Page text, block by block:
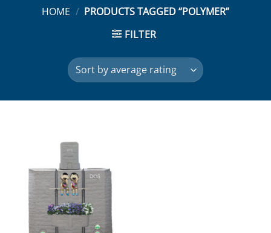
HOME / PRODUCTS TAGGED “POLYMER”
FILTER